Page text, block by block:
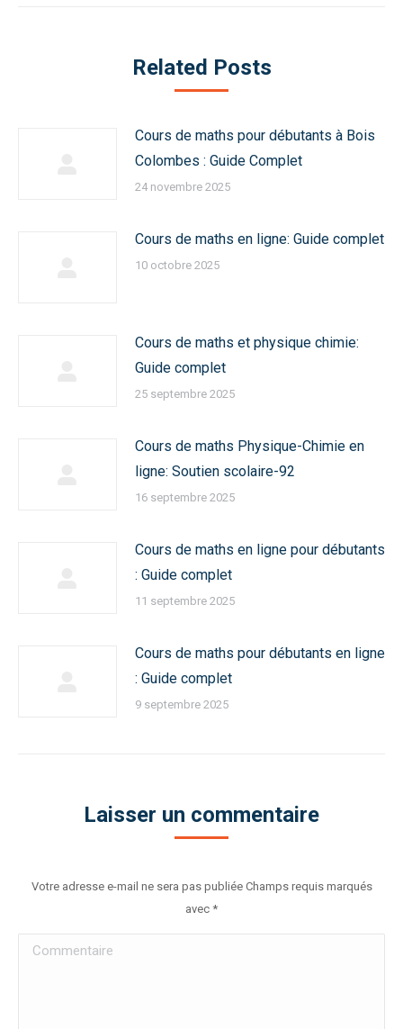
Related Posts
Cours de maths pour débutants à Bois
Colombes : Guide Complet
24 novembre 2025
Cours de maths en ligne: Guide complet
10 octobre 2025
Cours de maths et physique chimie:
Guide complet
25 septembre 2025
Cours de maths Physique-Chimie en
ligne: Soutien scolaire-92
16 septembre 2025
Cours de maths en ligne pour débutants
: Guide complet
11 septembre 2025
Cours de maths pour débutants en ligne
: Guide complet
9 septembre 2025
Laisser un commentaire
Votre adresse e-mail ne sera pas publiée Champs requis marqués
avec *
Commentaire